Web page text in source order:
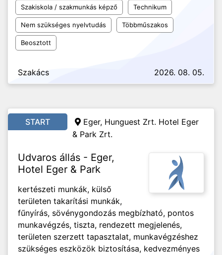
Szakiskola / szakmunkás képző Technikum
Nem szükséges nyelvtudás Többműszakos
Beosztott
Szakács 2026. 08. 05.
START
Eger, Hunguest Zrt. Hotel Eger
& Park Zrt.
Udvaros állás - Eger,
Hotel Eger & Park
kertészeti munkák, külső
területen takarítási munkák,
fűnyírás, sövénygondozás megbízható, pontos
munkavégzés, tiszta, rendezett megjelenés,
területen szerzett tapasztalat, munkavégzéshez
szükséges eszközök biztosítása, kedvezményes